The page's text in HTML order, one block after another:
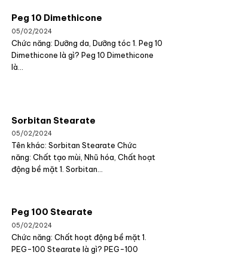
Peg 10 Dimethicone
05/02/2024
Chức năng: Dưỡng da, Dưỡng tóc 1. Peg 10
Dimethicone là gì? Peg 10 Dimethicone
là...
Sorbitan Stearate
05/02/2024
Tên khác: Sorbitan Stearate Chức
năng: Chất tạo mùi, Nhũ hóa, Chất hoạt
động bề mặt 1. Sorbitan...
Peg 100 Stearate
05/02/2024
Chức năng: Chất hoạt động bề mặt 1.
PEG-100 Stearate là gì? PEG-100